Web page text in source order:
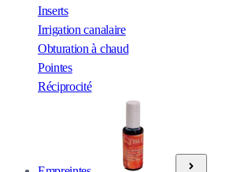
Inserts
Irrigation canalaire
Obturation à chaud
Pointes
Réciprocité